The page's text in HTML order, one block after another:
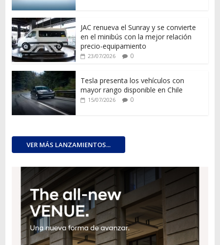
JAC renueva el Sunray y se convierte
en el minibús con la mejor relación
precio-equipamiento
23/07/2026 0
Tesla presenta los vehículos con
mayor rango disponible en Chile
15/07/2026 0
VER MÁS LANZAMIENTOS...